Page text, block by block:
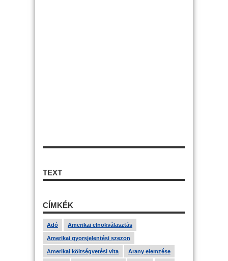
TEXT
CÍMKÉK
Adó Amerikai elnökválasztás
Amerikai gyorsjelentési szezon
Amerikai költségvetési vita Arany elemzése